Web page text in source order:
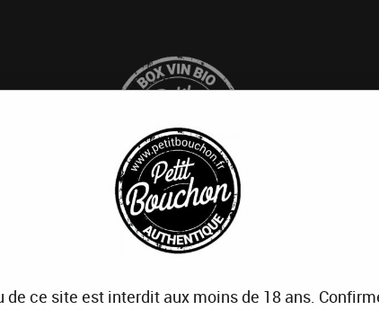
Qui sommes-nous
de ce site est interdit aux moins de 18 ans.